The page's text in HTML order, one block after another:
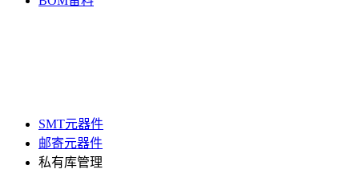
SMT元器件
邮寄元器件
私有库管理